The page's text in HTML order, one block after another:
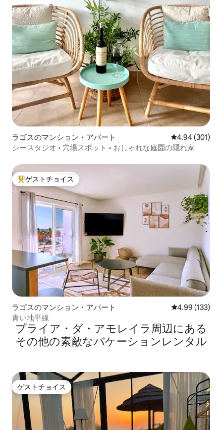
ラゴスのマンション・アパート レビュー301
4.94 (301)
シースタジオ • 穴場スポット • おしゃれな庭園の隠れ家
大好評のゲストチョイスです。
ゲストチョイス
ラゴスのマンション・アパート レビュー133
4.99 (133)
青い地平線
プライア・ダ・アモレイラ⁠周⁠辺⁠に⁠あ⁠る
そ⁠の⁠他⁠の素⁠敵⁠なバ⁠ケ⁠ー⁠シ⁠ョ⁠ン⁠レ⁠ン⁠タ⁠ル
ゲストチョイス
ゲストチョイス